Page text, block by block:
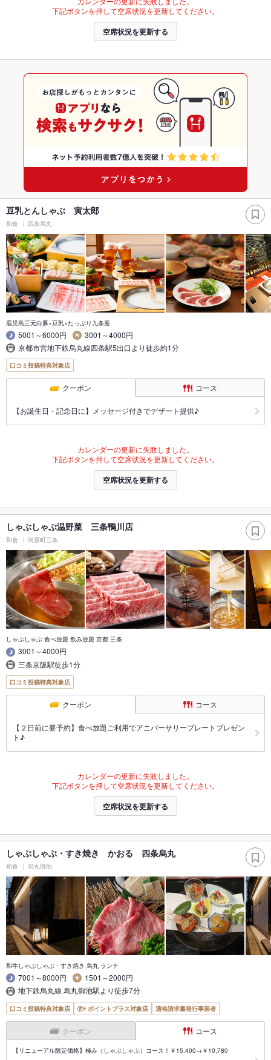
下記ボタンを押して空席状況を更新してください。
空席状況を更新する
豆乳とんしゃぶ 寅太郎
和食 四条烏丸
鹿児島三元白豚×豆乳×たっぷり九条葱
5001～6000円
3001～4000円
京都市営地下鉄烏丸線四条駅5出口より徒歩約1分
口コミ投稿特典対象店
クーポン コース
【お誕生日・記念日に】メッセージ付きでデザート提供♪
カレンダーの更新に失敗しました。
下記ボタンを押して空席状況を更新してください。
空席状況を更新する
しゃぶしゃぶ温野菜 三条鴨川店
和食 河原町三条
しゃぶしゃぶ 食べ放題 飲み放題 京都 三条
3001～4000円
三条京阪駅徒歩1分
口コミ投稿特典対象店
クーポン コース
【２日前に要予約】食べ放題ご利用でアニバーサリープレートプレゼン
ト♪
カレンダーの更新に失敗しました。
下記ボタンを押して空席状況を更新してください。
空席状況を更新する
しゃぶしゃぶ・すき焼き かおる 四条烏丸
和食 烏丸御池
和牛しゃぶしゃぶ・すき焼き 烏丸 ランチ
7001～8000円
1501～2000円
地下鉄烏丸線 烏丸御池駅より徒歩7分
口コミ投稿特典対象店 ポイントプラス対象店 適格請求書発行事業者
クーポン コース
【リニューアル限定価格】極み（しゃぶしゃぶ）コース！￥15,400→￥10,780